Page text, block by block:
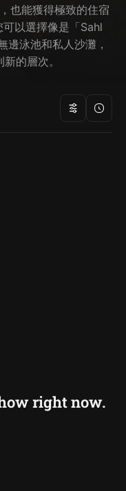
也能獲得極致的住宿
以選擇像是「Sahl
邊泳池和私人沙灘，
的層次。
right now.